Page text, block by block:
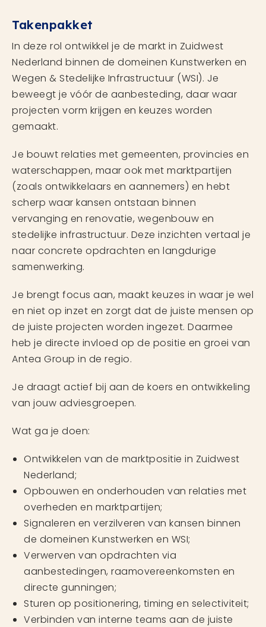
Takenpakket
In deze rol ontwikkel je de markt in Zuidwest
Nederland binnen de domeinen Kunstwerken en
Wegen & Stedelijke Infrastructuur (WSI). Je
beweegt je vóór de aanbesteding, daar waar
projecten vorm krijgen en keuzes worden
gemaakt.
Je bouwt relaties met gemeenten, provincies en
waterschappen, maar ook met marktpartijen
(zoals ontwikkelaars en aannemers) en hebt
scherp waar kansen ontstaan binnen
vervanging en renovatie, wegenbouw en
stedelijke infrastructuur. Deze inzichten vertaal je
naar concrete opdrachten en langdurige
samenwerking.
Je brengt focus aan, maakt keuzes in waar je wel
en niet op inzet en zorgt dat de juiste mensen op
de juiste projecten worden ingezet. Daarmee
heb je directe invloed op de positie en groei van
Antea Group in de regio.
Je draagt actief bij aan de koers en ontwikkeling
van jouw adviesgroepen.
Wat ga je doen:
Ontwikkelen van de marktpositie in Zuidwest
Nederland;
Opbouwen en onderhouden van relaties met
overheden en marktpartijen;
Signaleren en verzilveren van kansen binnen
de domeinen Kunstwerken en WSI;
Verwerven van opdrachten via
aanbestedingen, raamovereenkomsten en
directe gunningen;
Sturen op positionering, timing en selectiviteit;
Verbinden van interne teams aan de juiste